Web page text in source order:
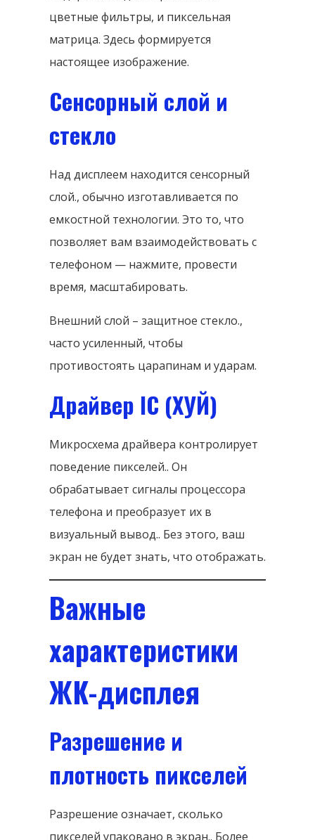
цветные фильтры, и пиксельная
матрица. Здесь формируется
настоящее изображение.
Сенсорный слой и
стекло
Над дисплеем находится сенсорный
слой., обычно изготавливается по
емкостной технологии. Это то, что
позволяет вам взаимодействовать с
телефоном — нажмите, провести
время, масштабировать.
Внешний слой – защитное стекло.,
часто усиленный, чтобы
противостоять царапинам и ударам.
Драйвер IC (ХУЙ)
Микросхема драйвера контролирует
поведение пикселей.. Он
обрабатывает сигналы процессора
телефона и преобразует их в
визуальный вывод.. Без этого, ваш
экран не будет знать, что отображать.
Важные
характеристики
ЖК-дисплея
Разрешение и
плотность пикселей
Разрешение означает, сколько
пикселей упаковано в экран.. Более